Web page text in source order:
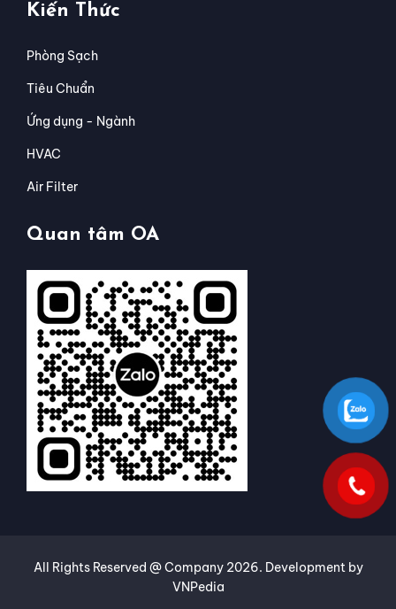
Kiến Thức
Phòng Sạch
Tiêu Chuẩn
Ứng dụng - Ngành
HVAC
Air Filter
Quan tâm OA
All Rights Reserved @ Company 2026. Development by
VNPedia